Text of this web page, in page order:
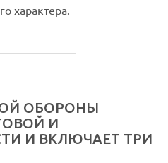
характера.
ОБОРОНЫ
И
И ВКЛЮЧАЕТ ТРИ